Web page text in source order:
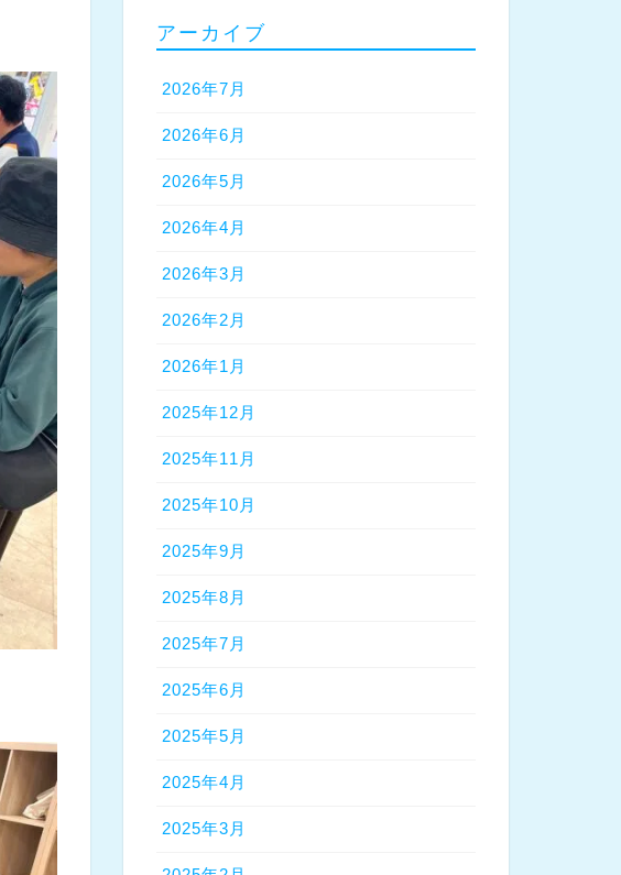
アーカイブ
2026年7月
2026年6月
2026年5月
2026年4月
2026年3月
2026年2月
2026年1月
2025年12月
2025年11月
2025年10月
2025年9月
2025年8月
2025年7月
2025年6月
2025年5月
2025年4月
2025年3月